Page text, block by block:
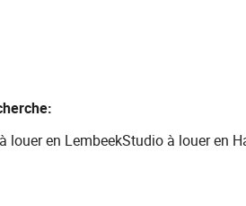
:
louer en LembeekStudio à louer en